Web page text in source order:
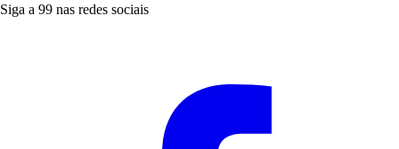
Siga a 99 nas redes sociais